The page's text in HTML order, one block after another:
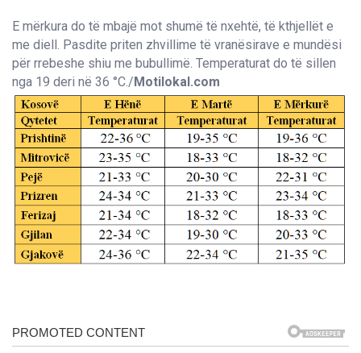
E mërkura do të mbajë mot shumë të nxehtë, të kthjellët e
me diell. Pasdite priten zhvillime të vranësirave e mundësi
për rrebeshe shiu me bubullimë. Temperaturat do të sillen
nga 19 deri në 36 °C./Motilokal.com